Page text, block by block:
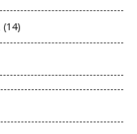
(14)